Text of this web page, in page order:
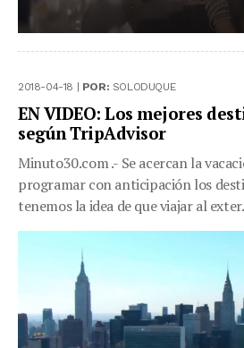
2018-04-18 | POR: SOLODUQUE
EN VIDEO: Los mejores
según TripAdvisor
Minuto30.com .- Se acercan la
programar con anticipación los
tenemos la idea de que viajar al